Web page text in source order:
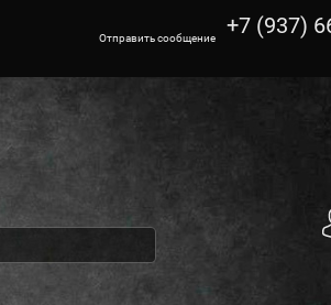
Отправить сообщение +7 (937)